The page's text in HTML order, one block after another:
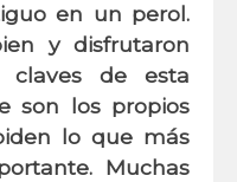
en un perol.
y disfrutaron
claves de esta
son los propios
lo que más
Muchas